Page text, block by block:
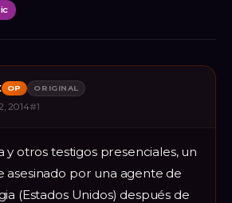
OP ORIGINAL
2014#1
y otros testigos presenciales, un
asesinado por una agente de
(Estados Unidos) después de